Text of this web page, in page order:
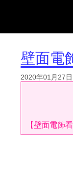
壁面電
2020年01月27日
【壁面電飾